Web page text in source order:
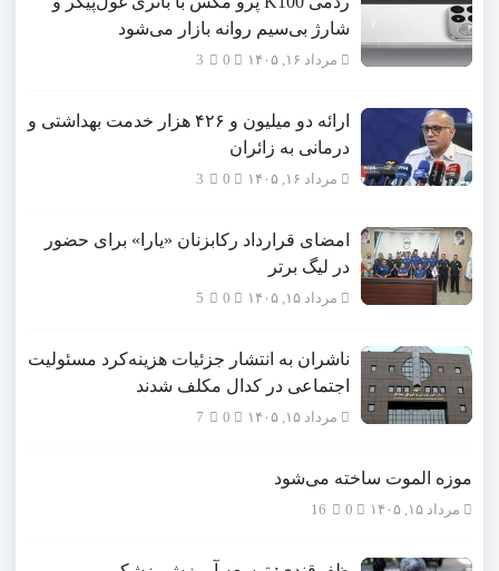
شارژ بی‌سیم روانه بازار می‌شود
مرداد ۱۶, ۱۴۰۵ 3
ارائه دو میلیون و ۴۲۶ هزار خدمت بهداشتی و
درمانی به زائران
مرداد ۱۶, ۱۴۰۵ 3
امضای قرارداد رکابزنان «یارا» برای حضور
در لیگ برتر
مرداد ۱۵, ۱۴۰۵ 5
ناشران به انتشار جزئیات هزینه‌کرد مسئولیت
اجتماعی در کدال مکلف شدند
مرداد ۱۵, ۱۴۰۵ 7
موزه الموت ساخته می‌شود
مرداد ۱۵, ۱۴۰۵ 16